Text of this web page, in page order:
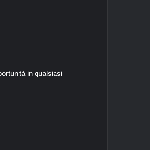
in qualsiasi